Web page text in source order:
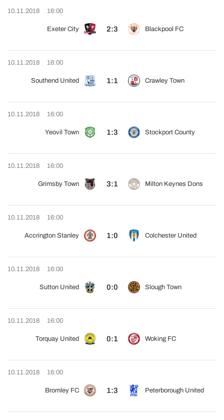
10.11.2018 16:00
Exeter City 2:3 Blackpool FC
10.11.2018 16:00
Southend United 1:1 Crawley Town
10.11.2018 16:00
Yeovil Town 1:3 Stockport County
10.11.2018 16:00
Grimsby Town 3:1 Milton Keynes Dons
10.11.2018 16:00
Accrington Stanley 1:0 Colchester United
10.11.2018 16:00
Sutton United 0:0 Slough Town
10.11.2018 16:00
Torquay United 0:1 Woking FC
10.11.2018 16:00
Bromley FC 1:3 Peterborough United